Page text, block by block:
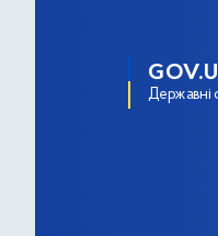
Державні